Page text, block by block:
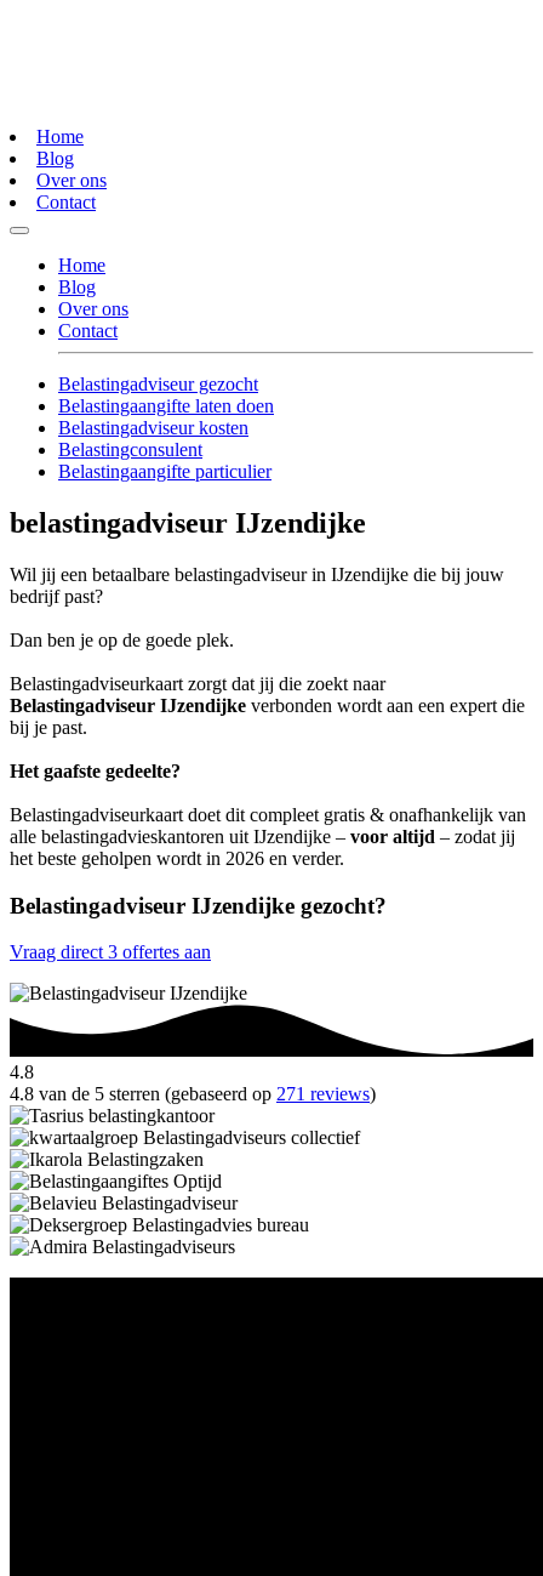
Home
Blog
Over ons
Contact
Home
Blog
Over ons
Contact
Belastingadviseur gezocht
Belastingaangifte laten doen
Belastingadviseur kosten
Belastingconsulent
Belastingaangifte particulier
belastingadviseur IJzendijke
Wil jij een betaalbare belastingadviseur in IJzendijke die bij jouw
bedrijf past?
Dan ben je op de goede plek.
Belastingadviseurkaart zorgt dat jij die zoekt naar
Belastingadviseur IJzendijke verbonden wordt aan een expert die
bij je past.
Het gaafste gedeelte?
Belastingadviseurkaart doet dit compleet gratis & onafhankelijk van
alle belastingadvieskantoren uit IJzendijke – voor altijd – zodat jij
het beste geholpen wordt in 2026 en verder.
Belastingadviseur IJzendijke gezocht?
Vraag direct 3 offertes aan
4.8
4.8 van de 5 sterren (gebaseerd op 271 reviews)